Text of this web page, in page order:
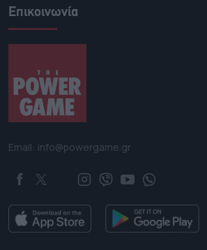
Επικοινωνία
Email: info@powergame.gr